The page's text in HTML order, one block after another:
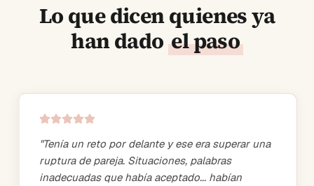
Lo que dicen quienes ya
han dado el paso
"Tenía un reto por delante y ese era superar una
ruptura de pareja. Situaciones, palabras
inadecuadas que había aceptado... habían